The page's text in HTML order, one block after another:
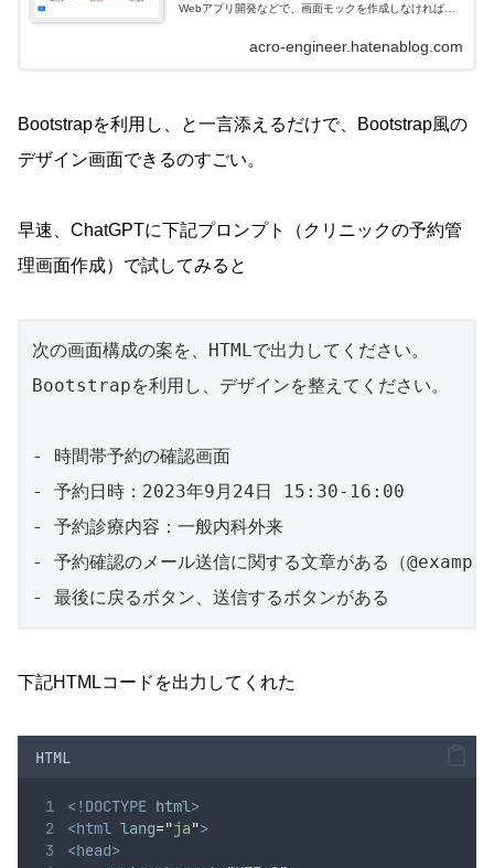
Webアプリ開発などで、画面モックを作成しなければい
ツールで図示したりしますが、...
acro-engineer.hatenablog.com
Bootstrapを利用し、と一言添えるだけで、Bootstrap風の
デザイン画面できるのすごい。
早速、ChatGPTに下記プロンプト（クリニックの予約管
理画面作成）で試してみると
次の画面構成の案を、HTMLで出力してください。
Bootstrapを利用し、デザインを整えてください。
- 時間帯予約の確認画面
- 予約日時：2023年9月24日 15:30-16:00
- 予約診療内容：一般内科外来
- 予約確認のメール送信に関する文章がある（
- 最後に戻るボタン、送信するボタンがある
下記HTMLコードを出力してくれた
HTML
<!DOCTYPE html>
<html lang="ja">
<head>